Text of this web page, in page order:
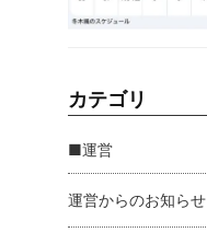
カテゴリ
■運営
運営からのお知らせ